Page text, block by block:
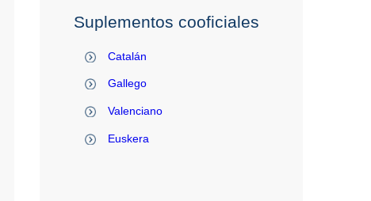
Suplementos cooficiales
Catalán
Gallego
Valenciano
Euskera